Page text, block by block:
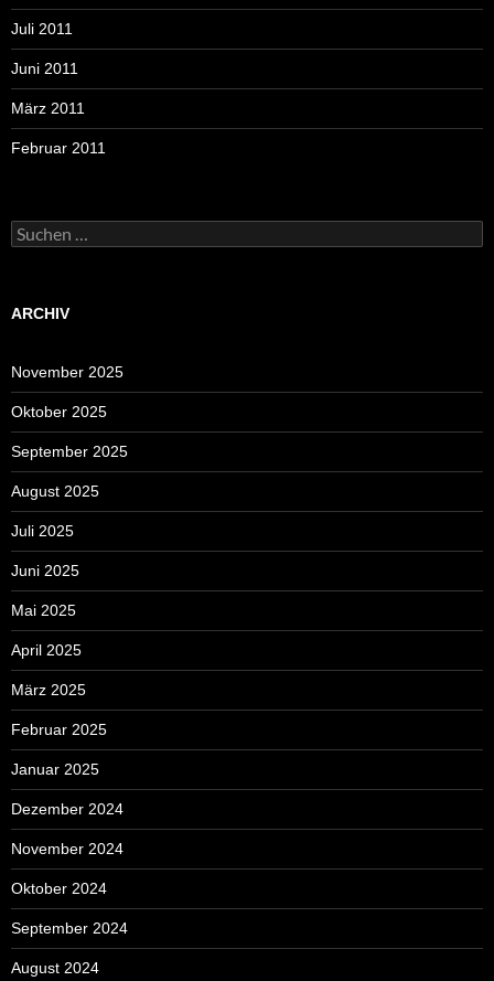
Juli 2011
Juni 2011
März 2011
Februar 2011
Suchen
nach:
ARCHIV
November 2025
Oktober 2025
September 2025
August 2025
Juli 2025
Juni 2025
Mai 2025
April 2025
März 2025
Februar 2025
Januar 2025
Dezember 2024
November 2024
Oktober 2024
September 2024
August 2024